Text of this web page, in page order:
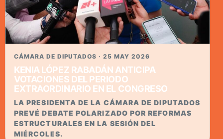
CÁMARA DE DIPUTADOS · 25 MAY 2026
KENIA LÓPEZ RABADÁN ANTICIPA
VOTACIONES DEL PERIODO
EXTRAORDINARIO EN EL CONGRESO
LA PRESIDENTA DE LA CÁMARA DE DIPUTADOS
PREVÉ DEBATE POLARIZADO POR REFORMAS
ESTRUCTURALES EN LA SESIÓN DEL
MIÉRCOLES.